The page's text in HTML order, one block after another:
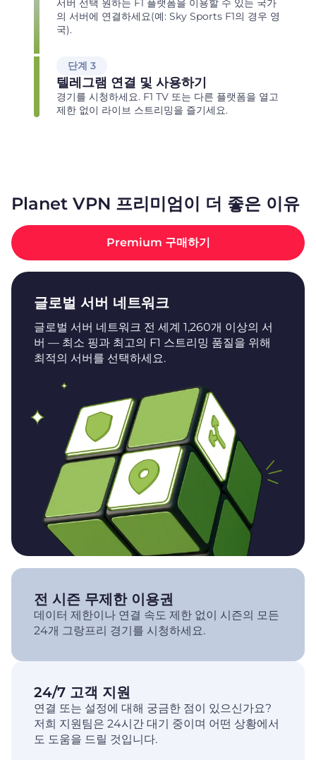
서버 선택 원하는 F1 플랫폼을 이용할 수 있는 국가
의 서버에 연결하세요(예: Sky Sports F1의 경우 영
국).
단계 3
텔레그램 연결 및 사용하기
경기를 시청하세요. F1 TV 또는 다른 플랫폼을 열고
제한 없이 라이브 스트리밍을 즐기세요.
Planet VPN 프리미엄이 더 좋은 이유
Premium 구매하기
글로벌 서버 네트워크
글로벌 서버 네트워크 전 세계 1,260개 이상의 서
버 — 최소 핑과 최고의 F1 스트리밍 품질을 위해
최적의 서버를 선택하세요.
전 시즌 무제한 이용권
데이터 제한이나 연결 속도 제한 없이 시즌의 모든
24개 그랑프리 경기를 시청하세요.
24/7 고객 지원
연결 또는 설정에 대해 궁금한 점이 있으신가요?
저희 지원팀은 24시간 대기 중이며 어떤 상황에서
도 도움을 드릴 것입니다.